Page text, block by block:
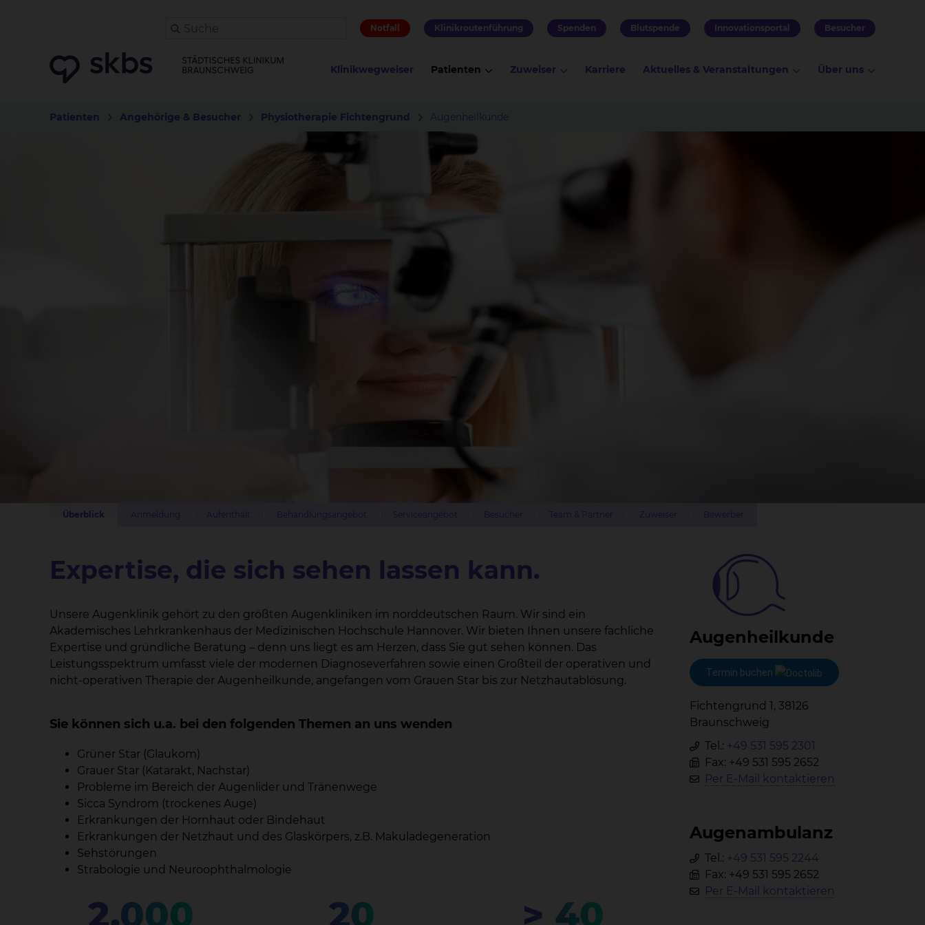
Notfall Klinikroutenführung Spenden Blutspende Innovationsportal Besucher
Klinikwegweiser Patienten Zuweiser Karriere Aktuelles & Veranstaltungen Über uns
Patienten Angehörige & Besucher Physiotherapie Fichtengrund Augenheilkunde
Überblick
Au­gen­heil­kun­de
Termin buchen
Fichtengrund 1, 38126
Braunschweig
Tel.: +49 531 595 2301
Fax: +49 531 595 2652
Per E-Mail kontaktieren
Au­gen­am­bu­lanz
Tel.: +49 531 595 2244
Fax: +49 531 595 2652
Per E-Mail kontaktieren
Expertise, die sich sehen lassen kann.
Unsere Augenklinik gehört zu den größten Augenkliniken im norddeutschen Raum. Wir sind ein
Akademisches Lehrkrankenhaus der Medizinischen Hochschule Hannover. Wir bieten Ihnen unsere fachliche
Expertise und gründliche Beratung – denn uns liegt es am Herzen, dass Sie gut sehen können. Das
Leistungsspektrum umfasst viele der modernen Diagnoseverfahren sowie einen Großteil der operativen und
nicht-operativen Therapie der Augenheilkunde, angefangen vom Grauen Star bis zur Netzhautablösung.
Sie können sich u.a. bei den folgenden Themen an uns wenden
Grüner Star (Glaukom)
Grauer Star (Katarakt, Nachstar)
Probleme im Bereich der Augenlider und Tränenwege
Sicca Syndrom (trockenes Auge)
Erkrankungen der Hornhaut oder Bindehaut
Erkrankungen der Netzhaut und des Glaskörpers, z.B. Makuladegeneration
Sehstörungen
Strabologie und Neuroophthalmologie
2.000 20 > 40